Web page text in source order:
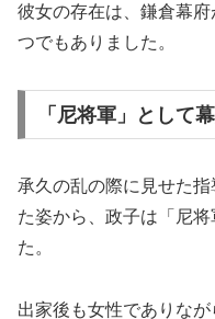
彼女の存在は、鎌倉幕
つでもありました。
「尼将軍」として
承久の乱の際に見せた
た姿から、政子は「尼
た。
出家後も女性でありな